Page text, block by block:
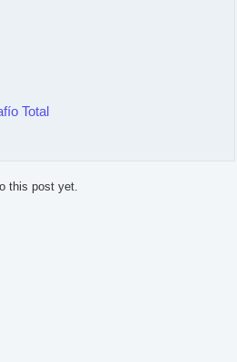
Total
this post yet.